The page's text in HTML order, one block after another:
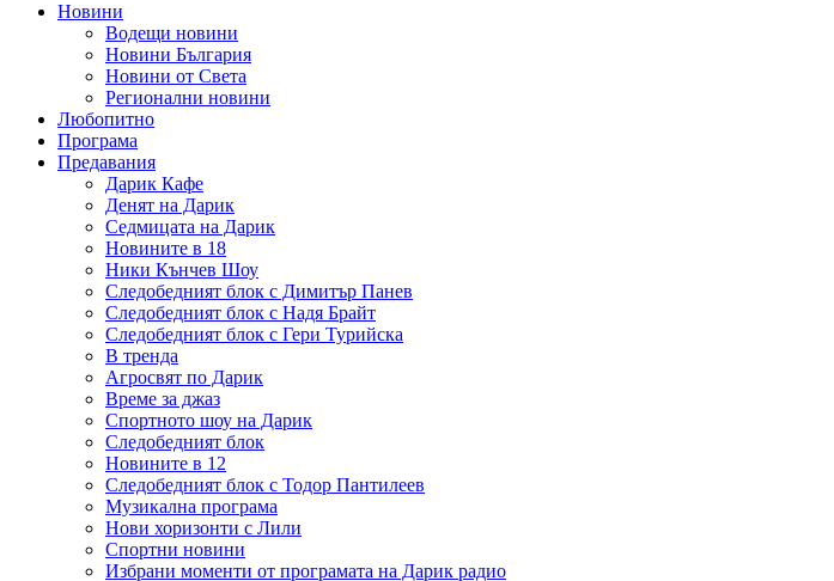
Новини
Водещи новини
Новини България
Новини от Света
Регионални новини
Любопитно
Програма
Предавания
Дарик Кафе
Денят на Дарик
Седмицата на Дарик
Новините в 18
Ники Кънчев Шоу
Следобедният блок с Димитър Панев
Следобедният блок с Надя Брайт
Следобедният блок с Гери Турийска
В тренда
Агросвят по Дарик
Време за джаз
Спортното шоу на Дарик
Следобедният блок
Новините в 12
Следобедният блок с Тодор Пантилеев
Музикална програма
Нови хоризонти с Лили
Спортни новини
Избрани моменти от програмата на Дарик радио